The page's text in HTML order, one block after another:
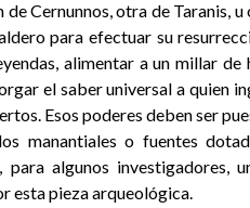
Cernunnos, otra de Taranis,
para efectuar su
alimentar a un millar
el saber universal a quien
Esos poderes deben ser
manantiales o fuentes
para algunos investigadores,
esta pieza arqueológica.